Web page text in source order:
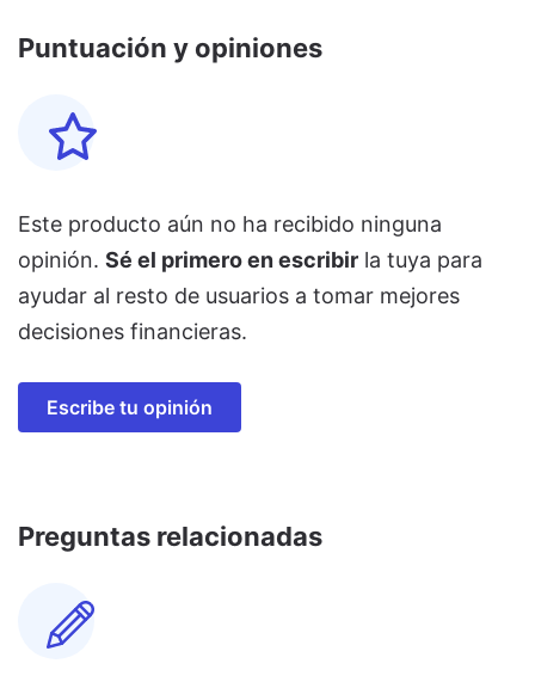
Puntuación y opiniones
Este producto aún no ha recibido ninguna
opinión. Sé el primero en escribir la tuya para
ayudar al resto de usuarios a tomar mejores
decisiones financieras.
Escribe tu opinión
Preguntas relacionadas